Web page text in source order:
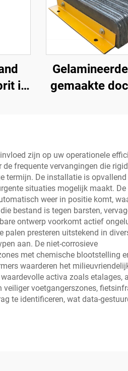
in
gemaakte
zijn op uw operationele
frequente vervangingen die
termijn. De installatie is
situaties mogelijk maakt. De
weer in positie komt,
bestand is tegen barsten,
ontwerp voorkomt actief
palen presteren uitstekend in
aan. De niet-corrosieve
met chemische blootstelling
waarderen het
activa zoals etalages,
voetgangerszones,
te identificeren, wat data-